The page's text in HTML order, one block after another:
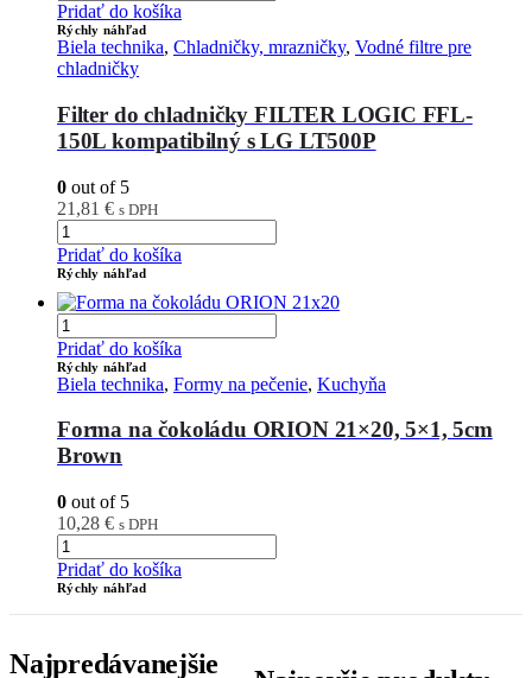
Pridať do košíka
Rýchly náhľad
Biela technika, Chladničky, mrazničky, Vodné filtre pre
chladničky
Filter do chladničky FILTER LOGIC FFL-
150L kompatibilný s LG LT500P
0 out of 5
21,81 € s DPH
Pridať do košíka
Rýchly náhľad
Pridať do košíka
Rýchly náhľad
Biela technika, Formy na pečenie, Kuchyňa
Forma na čokoládu ORION 21×20, 5×1, 5cm
Brown
0 out of 5
10,28 € s DPH
Pridať do košíka
Rýchly náhľad
Najpredávanejšie